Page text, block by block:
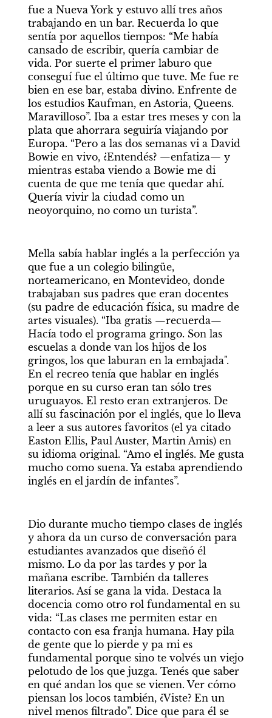
fue a Nueva York y estuvo allí tres años
trabajando en un bar. Recuerda lo que
sentía por aquellos tiempos: “Me había
cansado de escribir, quería cambiar de
vida. Por suerte el primer laburo que
conseguí fue el último que tuve. Me fue re
bien en ese bar, estaba divino. Enfrente de
los estudios Kaufman, en Astoria, Queens.
Maravilloso”. Iba a estar tres meses y con la
plata que ahorrara seguiría viajando por
Europa. “Pero a las dos semanas vi a David
Bowie en vivo, ¿Entendés? —enfatiza— y
mientras estaba viendo a Bowie me di
cuenta de que me tenía que quedar ahí.
Quería vivir la ciudad como un
neoyorquino, no como un turista”.
Mella sabía hablar inglés a la perfección ya
que fue a un colegio bilingüe,
norteamericano, en Montevideo, donde
trabajaban sus padres que eran docentes
(su padre de educación física, su madre de
artes visuales). “Iba gratis —recuerda—
Hacía todo el programa gringo. Son las
escuelas a donde van los hijos de los
gringos, los que laburan en la embajada".
En el recreo tenía que hablar en inglés
porque en su curso eran tan sólo tres
uruguayos. El resto eran extranjeros. De
allí su fascinación por el inglés, que lo lleva
a leer a sus autores favoritos (el ya citado
Easton Ellis, Paul Auster, Martin Amis) en
su idioma original. “Amo el inglés. Me gusta
mucho como suena. Ya estaba aprendiendo
inglés en el jardín de infantes”.
Dio durante mucho tiempo clases de inglés
y ahora da un curso de conversación para
estudiantes avanzados que diseñó él
mismo. Lo da por las tardes y por la
mañana escribe. También da talleres
literarios. Así se gana la vida. Destaca la
docencia como otro rol fundamental en su
vida: “Las clases me permiten estar en
contacto con esa franja humana. Hay pila
de gente que lo pierde y pa mi es
fundamental porque sino te volvés un viejo
pelotudo de los que juzga. Tenés que saber
en qué andan los que se vienen. Ver cómo
piensan los locos también, ¿Viste? En un
nivel menos filtrado”. Dice que para él se